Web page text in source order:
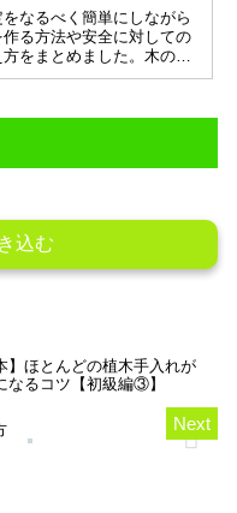
をなるべく簡単にしながら
作る方法や安全に対しての
をまとめました。木の手
は自由な形を作ることが楽
ジで、想像を膨らませなが
込む
】ほとんどの植木手入れが
なるコツ【初級編③】